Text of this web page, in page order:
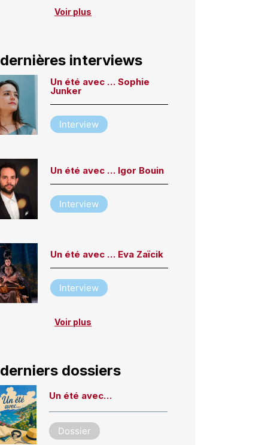
Voir plus
interviews
Un été avec … Sophie
Junker
Interview
Un été avec … Igor Bouin
Interview
Un été avec … Eva Zaïcik
Interview
Voir plus
dossiers
Un été avec…
Dossier